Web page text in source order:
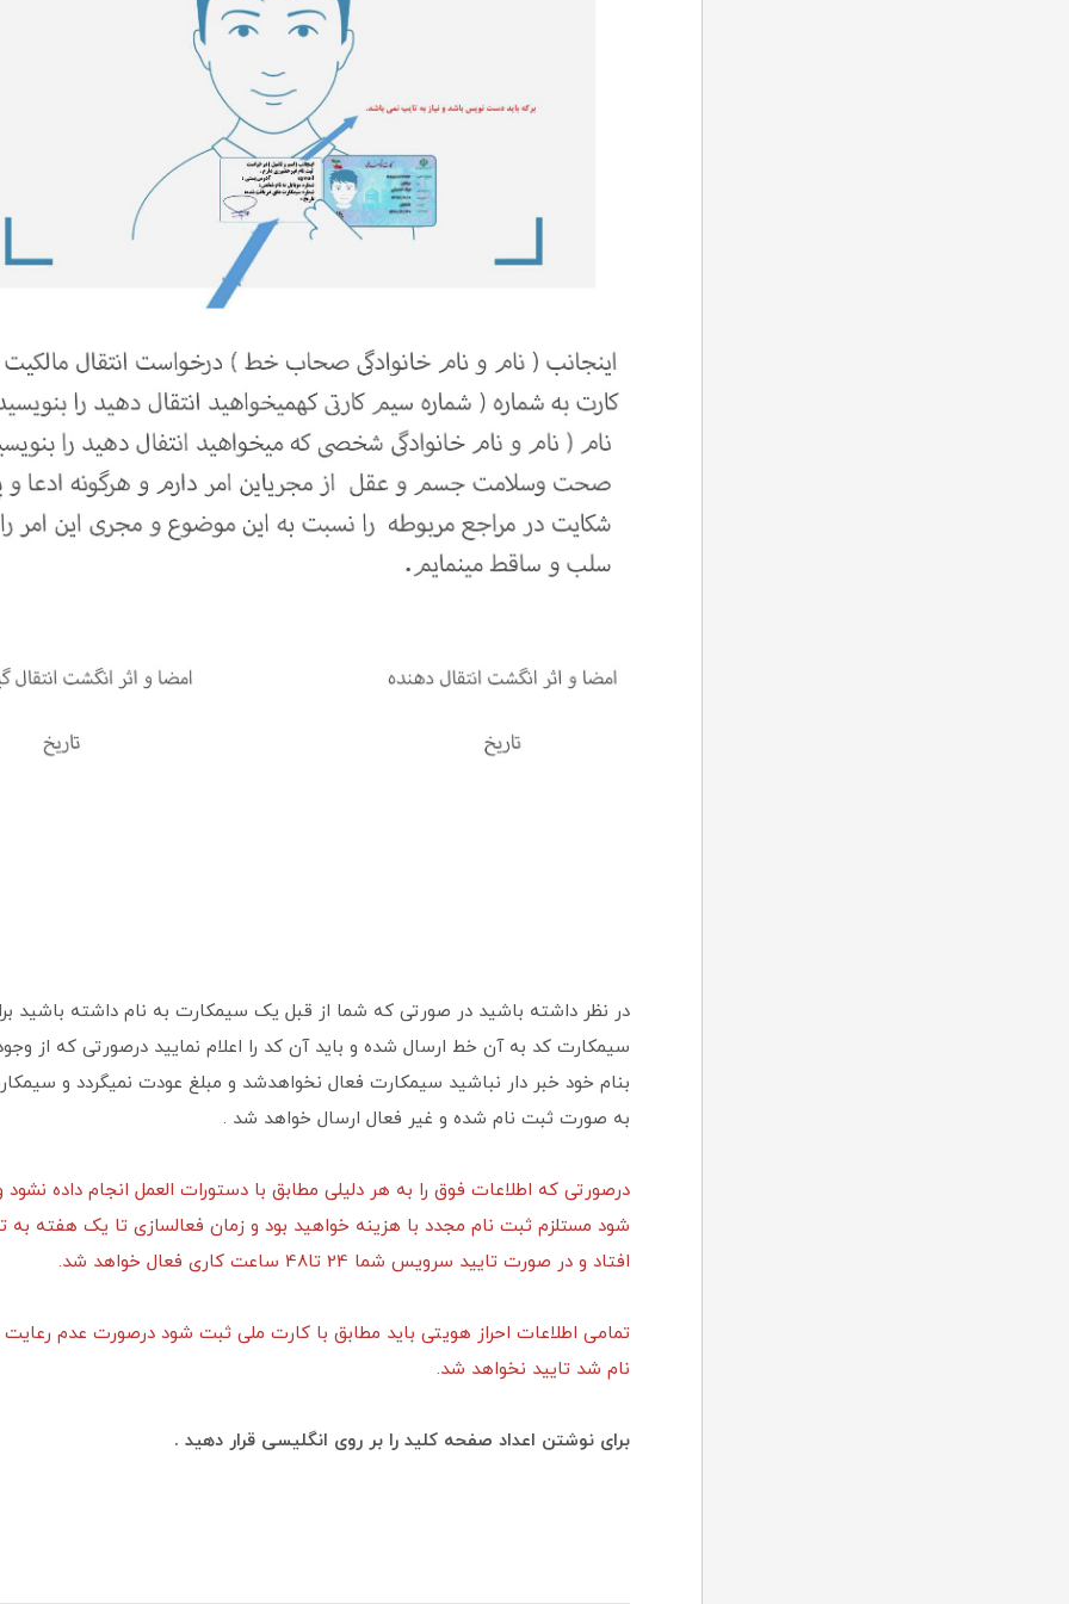
در نظر داشته باشید در صورتی که شما از قبل یک سیمکارت به نام داشته باشید
سیمکارت کد به آن خط ارسال شده و باید آن کد را اعلام نمایید درصورتی که از
بنام خود خبر دار نباشید سیمکارت فعال نخواهدشد و مبلغ عودت نمیگردد و
به صورت ثبت نام شده و غیر فعال ارسال خواهد شد .
درصورتی که اطلاعات فوق را به هر دلیلی مطابق با دستورات العمل انجام داده نشود
شود مستلزم ثبت نام مجدد با هزینه خواهید بود و زمان فعالسازی تا یک هفته به
افتاد و در صورت تایید سرویس شما 24 تا48 ساعت کاری فعال خواهد شد.
تمامی اطلاعات احراز هویتی باید مطابق با کارت ملی ثبت شود درصورت عدم
نام شد تایید نخواهد شد.
برای نوشتن اعداد صفحه کلید را بر روی انگلیسی قرار دهید .